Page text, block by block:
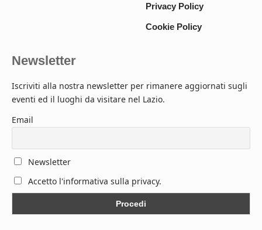
Privacy Policy
Cookie Policy
Newsletter
Iscriviti alla nostra newsletter per rimanere aggiornati sugli
eventi ed il luoghi da visitare nel Lazio.
Email
Newsletter
Accetto l'informativa sulla privacy.